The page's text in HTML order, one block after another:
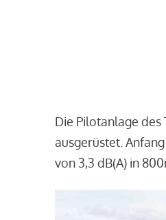
Die Pilotanlage
ausgerüstet.
von 3,3 dB(A) in